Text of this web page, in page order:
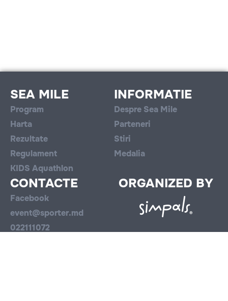
SEA MILE
Program
Harta
Rezultate
Regulament
KIDS Aquathlon
INFORMATIE
Despre Sea Mile
Parteneri
Stiri
Medalia
CONTACTE
Facebook
event@sporter.md
022111072
ORGANIZED BY